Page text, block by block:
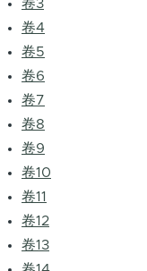
卷3
卷4
卷5
卷6
卷7
卷8
卷9
卷10
卷11
卷12
卷13